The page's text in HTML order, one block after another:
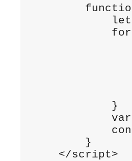
            }
        }
</script>